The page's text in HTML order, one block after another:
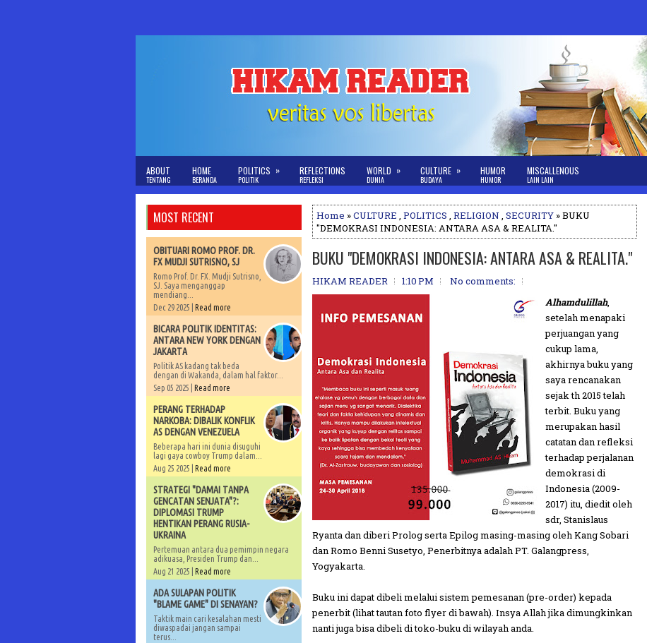
ABOUT
TENTANG
HOME
BERANDA
POLITICS
POLITIK
» REFLECTIONS
REFLEKSI
WORLD
DUNIA
» CULTURE
BUDAYA
» HUMOR
HUMOR
MISCALLENOUS
LAIN LAIN
Home »CULTURE , POLITICS , RELIGION , SECURITY » BUKU
"DEMOKRASI INDONESIA: ANTARA ASA & REALITA."
BUKU "DEMOKRASI INDONESIA: ANTARA ASA & REALITA."
HIKAM READER 1:10 PM
No comments:
Alhamdulillah,
setelah menapaki
perjuangan yang
cukup lama,
akhirnya buku yang
saya rencanakan
sejak th 2015 telah
terbit. Buku yang
merupakan hasil
catatan dan refleksi
terhadap perjalanan
demokrasi di
Indonesia (2009-
2017) itu, diedit oleh
sdr, Stanislaus
Ryanta dan diberi Prolog serta Epilog masing-masing oleh Kang Sobari
dan Romo Benni Susetyo, Penerbitnya adalah PT. Galangpress,
Yogyakarta.
Buku ini dapat dibeli melalui sistem pemesanan (pre-order) kepada
penerbit (lihat tautan foto flyer di bawah). Insya Allah jika dimungkinkan
nanti juga bisa dibeli di toko-buku di wilayah anda.
MOST RECENT
OBITUARI ROMO PROF. DR.
FX MUDJI SUTRISNO, SJ
Romo Prof. Dr. FX. Mudji Sutrisno,
SJ. Saya menganggap
mendiang...
Dec 29 2025 | Read more
BICARA POLITIK IDENTITAS:
ANTARA NEW YORK DENGAN
JAKARTA
Politik AS kadang tak beda
dengan di Wakanda, dalam hal faktor...
Sep 05 2025 | Read more
PERANG TERHADAP
NARKOBA: DIBALIK KONFLIK
AS DENGAN VENEZUELA
Beberapa hari ini dunia disuguhi
lagi gaya cowboy Trump dalam...
Aug 25 2025 | Read more
STRATEGI "DAMAI TANPA
GENCATAN SENJATA"?:
DIPLOMASI TRUMP
HENTIKAN PERANG RUSIA-
UKRAINA
Pertemuan antara dua pemimpin negara
adikuasa, Presiden Trump dan...
Aug 21 2025 | Read more
ADA SULAPAN POLITIK
"BLAME GAME" DI SENAYAN?
Taktik main cari kesalahan mesti
diwaspadai jangan sampai
terus...